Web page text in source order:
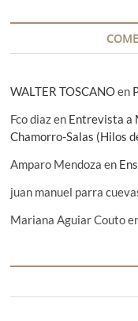
a
s
WALTER TOSCANOen
Fco diazen Entrevista a
Chamorro-Salas (Hilos
Amparo Mendoza en
juan manuel parra
Mariana Aguiar Couto